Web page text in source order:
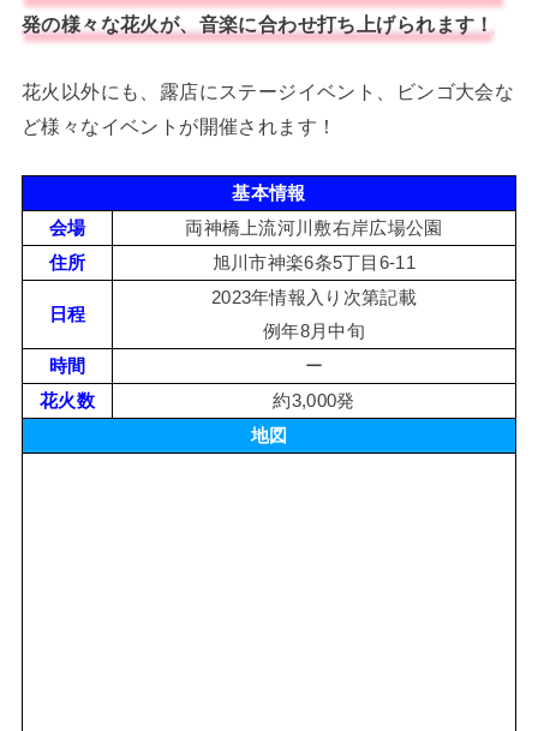
発の様々な花火が、音楽に合わせ打ち上げられます！
花火以外にも、露店にステージイベント、ビンゴ大会な
ど様々なイベントが開催されます！
基本情報
会場
両神橋上流河川敷右岸広場公園
住所
旭川市神楽6条5丁目6-11
日程
2023年情報入り次第記載
例年8月中旬
時間
ー
花火数
約3,000発
地図